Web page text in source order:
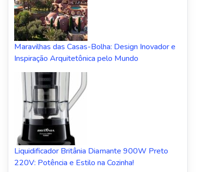
Maravilhas das Casas-Bolha: Design Inovador e
Inspiração Arquitetônica pelo Mundo
Liquidificador Britânia Diamante 900W Preto
220V: Potência e Estilo na Cozinha!